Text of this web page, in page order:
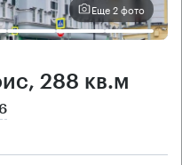
Еще 2 фото
288 кв.м